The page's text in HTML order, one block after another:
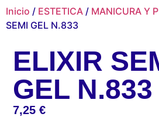
Inicio / ESTETICA / MANICURA Y
SEMI GEL N.833
ELIXIR
GEL N.833
7,25€